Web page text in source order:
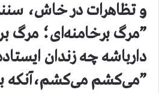
و تظاهرات در خاش،
”مرگ برخامنه‌ای؛ مرگ
دارباشه چه زندان
”می‌کشم می‌کشم،آنکه